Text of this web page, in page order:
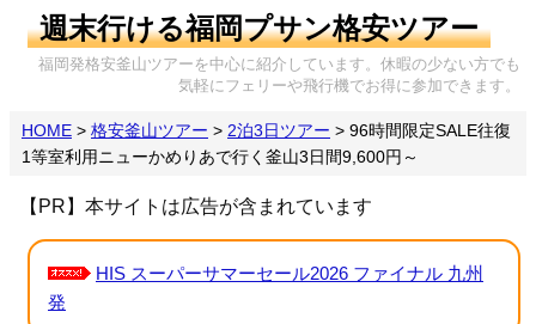
週末行ける福岡プサン格安ツアー
福岡発格安釜山ツアーを中心に紹介しています。休暇の少ない方でも
気軽にフェリーや飛行機でお得に参加できます。
HOME > 格安釜山ツアー > 2泊3日ツアー > 96時間限定SALE往復
1等室利用ニューかめりあで行く釜山3日間9,600円～
【PR】本サイトは広告が含まれています
HIS スーパーサマーセール2026 ファイナル 九州
発